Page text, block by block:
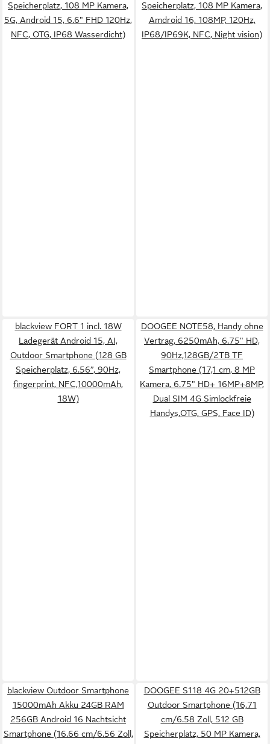
Speicherplatz, 108 MP Kamera,
5G, Android 15, 6.6" FHD 120Hz,
NFC, OTG, IP68 Wasserdicht)
Speicherplatz, 108 MP Kamera,
Amdroid 16, 108MP, 120Hz,
IP68/IP69K, NFC, Night vision)
blackview FORT 1 incl. 18W
Ladegerät Android 15, AI,
Outdoor Smartphone (128 GB
Speicherplatz, 6.56”, 90Hz,
fingerprint, NFC,10000mAh,
18W)
DOOGEE NOTE58, Handy ohne
Vertrag, 6250mAh, 6.75" HD,
90Hz,128GB/2TB TF
Smartphone (17,1 cm, 8 MP
Kamera, 6.75" HD+ 16MP+8MP,
Dual SIM 4G Simlockfreie
Handys,OTG, GPS, Face ID)
blackview Outdoor Smartphone
15000mAh Akku 24GB RAM
256GB Android 16 Nachtsicht
Smartphone (16.66 cm/6.56 Zoll,
DOOGEE S118 4G 20+512GB
Outdoor Smartphone (16,71
cm/6.58 Zoll, 512 GB
Speicherplatz, 50 MP Kamera,